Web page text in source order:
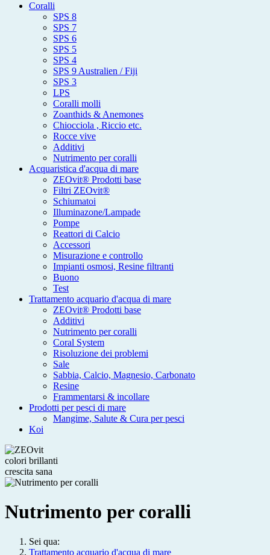
Coralli
SPS 8
SPS 7
SPS 6
SPS 5
SPS 4
SPS 9 Australien / Fiji
SPS 3
LPS
Coralli molli
Zoanthids & Anemones
Chiocciola , Riccio etc.
Rocce vive
Additivi
Nutrimento per coralli
Acquaristica d'acqua di mare
ZEOvit® Prodotti base
Filtri ZEOvit®
Schiumatoi
Illuminazone/Lampade
Pompe
Reattori di Calcio
Accessori
Misurazione e controllo
Impianti osmosi, Resine filtranti
Buono
Test
Trattamento acquario d'acqua di mare
ZEOvit® Prodotti base
Additivi
Nutrimento per coralli
Coral System
Risoluzione dei problemi
Sale
Sabbia, Calcio, Magnesio, Carbonato
Resine
Frammentarsi & incollare
Prodotti per pesci di mare
Mangime, Salute & Cura per pesci
Koi
colori brillanti
crescita sana
Nutrimento per coralli
Sei qua:
Trattamento acquario d'acqua di mare